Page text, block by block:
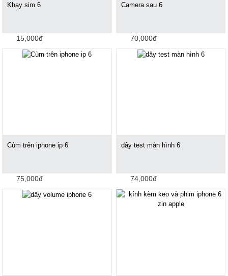
Khay sim 6
15,000đ
Camera sau 6
70,000đ
Cùm trên iphone ip 6
75,000đ
dây test màn hình 6
74,000đ